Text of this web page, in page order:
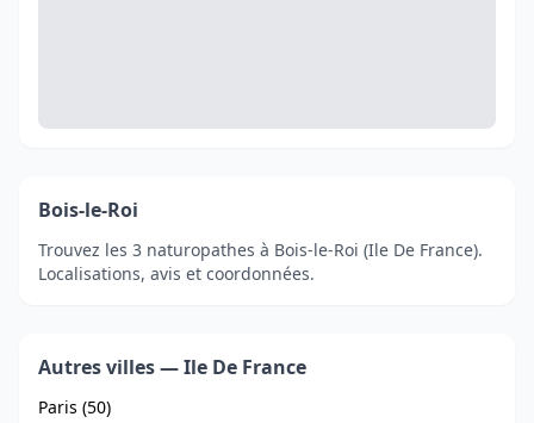
Bois-le-Roi
Trouvez les 3 naturopathes à Bois-le-Roi (Ile De France).
Localisations, avis et coordonnées.
Autres villes — Ile De France
Paris (50)